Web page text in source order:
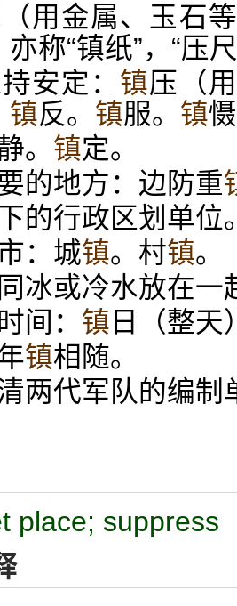
用金属、玉石
称“镇纸”，“压
安定： 镇压（
镇反。 镇服。 镇
。 镇定。
的地方：边防重
的行政区划单位
：城镇。村镇。
冰或冷水放在一
间： 镇 日（整天
镇相随。
两代军队的编制
place; suppress